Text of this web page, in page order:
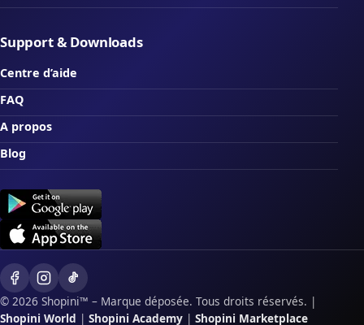
Support & Downloads
Centre d’aide
FAQ
A propos
Blog
© 2026 Shopini™ – Marque déposée. Tous droits réservés. |
Shopini World | Shopini Academy | Shopini Marketplace